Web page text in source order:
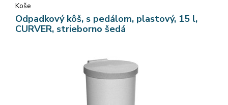
Koše
Odpadkový kôš, s pedálom, plastový, 15 l,
CURVER, strieborno šedá